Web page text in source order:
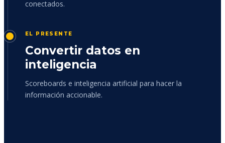
conectados.
EL PRESENTE
Convertir datos en
inteligencia
Scoreboards e inteligencia artificial para hacer la
información accionable.